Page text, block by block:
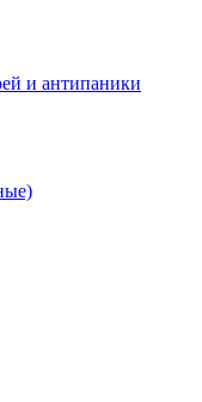
и антипаники